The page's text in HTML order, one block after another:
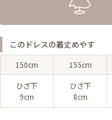
このドレスの着丈めやす
150cm 155cm
ひざ下
9cm
ひざ下
8cm